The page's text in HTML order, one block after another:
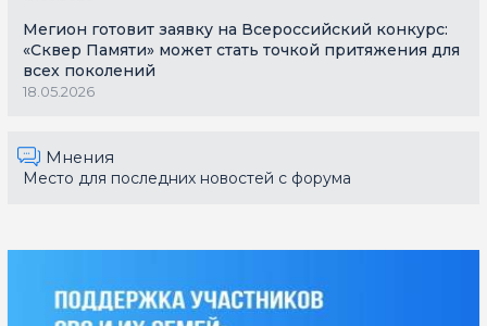
Мегион готовит заявку на Всероссийский конкурс:
«Сквер Памяти» может стать точкой притяжения для
всех поколений
18.05.2026
Мнения
Место для последних новостей с форума